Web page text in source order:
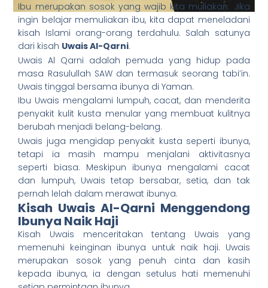
Ibu merupakan sosok yang wajib kita muliakan. Jika
ingin belajar memuliakan ibu, kita dapat meneladani
kisah Islami orang-orang terdahulu. Salah satunya
dari kisah Uwais Al-Qarni.
Uwais Al Qarni adalah pemuda yang hidup pada
masa Rasulullah SAW dan termasuk seorang tabi’in.
Uwais tinggal bersama ibunya di Yaman.
Ibu Uwais mengalami lumpuh, cacat, dan menderita
penyakit kulit kusta menular yang membuat kulitnya
berubah menjadi belang-belang.
Uwais juga mengidap penyakit kusta seperti ibunya,
tetapi ia masih mampu menjalani aktivitasnya
seperti biasa. Meskipun ibunya mengalami cacat
dan lumpuh, Uwais tetap bersabar, setia, dan tak
pernah lelah dalam merawat ibunya.
Kisah Uwais Al-Qarni Menggendong
Ibunya Naik Haji
Kisah Uwais menceritakan tentang Uwais yang
memenuhi keinginan ibunya untuk naik haji. Uwais
merupakan sosok yang penuh cinta dan kasih
kepada ibunya, ia dengan setulus hati memenuhi